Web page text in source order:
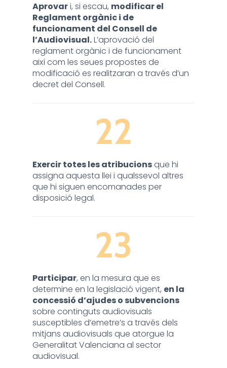
Aprovari, si escau, modificar el
Reglament orgànic i de
funcionament del Consell de
l’Audiovisual.L’aprovació del
reglament orgànic i de funcionament
així com les seues propostes de
modificació es realitzaran a través d’un
decret del Consell.
22
Exercir totes les atribucionsque hi
assigna aquesta llei i qualssevol altres
que hi siguen encomanades per
disposició legal.
23
Participar, en la mesura que es
determine en la legislació vigent, en la
concessió d’ajudes o subvencions
sobre continguts audiovisuals
susceptibles d’emetre’s a través dels
mitjans audiovisuals que atorgue la
Generalitat Valenciana al sector
audiovisual.